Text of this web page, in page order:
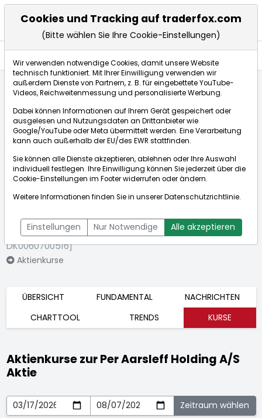
Börse:
Holding A/S
[WKN: A2AD7T |
ISIN:
DK0060700516]
Aktienkurse
Bid:97,100€Ask:98,600€
ÜBERSICHT FUNDAMENTAL
NACHRICHTEN
CHARTTOOL
TRENDS KURSE
Aktienkurse zur Per Aarsleff Holding A/S
Aktie
Cookies und Tracking auf traderfox.com
(Bitte wählen Sie Ihre Cookie-Einstellungen)
Wir verwenden notwendige Cookies, damit unsere Website
technisch funktioniert. Mit Ihrer Einwilligung verwenden wir
außerdem Dienste von Partnern, z. B. für eingebettete YouTube-
Videos, Reichweitenmessung und personalisierte Werbung.
Dabei können Informationen auf Ihrem Gerät gespeichert oder
ausgelesen und Nutzungsdaten an Drittanbieter wie
Google/YouTube oder Meta übermittelt werden. Eine Verarbeitung
kann auch außerhalb der EU/des EWR stattfinden.
Sie können alle Dienste akzeptieren, ablehnen oder Ihre Auswahl
individuell festlegen. Ihre Einwilligung können Sie jederzeit über die
Cookie-Einstellungen im Footer widerrufen oder ändern.
Weitere Informationen finden Sie in unsererDatenschutzrichtlinie.
Einstellungen Nur Notwendige Alle akzeptieren